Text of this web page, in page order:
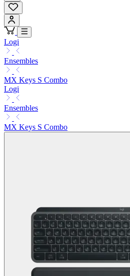
Logi
Ensembles
MX Keys S Combo
Logi
Ensembles
MX Keys S Combo